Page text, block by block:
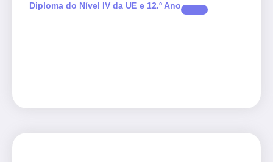
Diploma do Nível IV da UE e 12.º Ano